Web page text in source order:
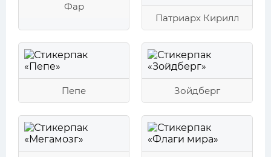
Фар
Патриарх Кирилл
Пепе Зойдберг